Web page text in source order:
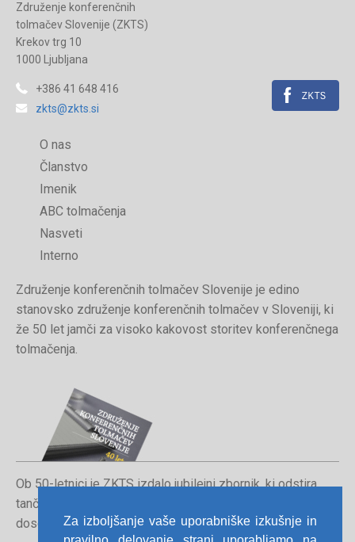
Za izboljšanje vaše uporabniške izkušnje in
Združenje konferenčnih
tolmačev Slovenije (ZKTS)
Krekov trg 10
1000 Ljubljana
+386 41 648 416
zkts@zkts.si
O nas
Članstvo
Imenik
ABC tolmačenja
Nasveti
Interno
Združenje konferenčnih tolmačev Slovenije je edino
stanovsko združenje konferenčnih tolmačev v Sloveniji, ki
že 50 let jamči za visoko kakovost storitev konferenčnega
tolmačenja.
Ob 50-letnici je ZKTS izdalo jubilejni zbornik, ki odstira
tančice poklica konferenčnega tolmača in orisuje
dosedanjo pot združenja.